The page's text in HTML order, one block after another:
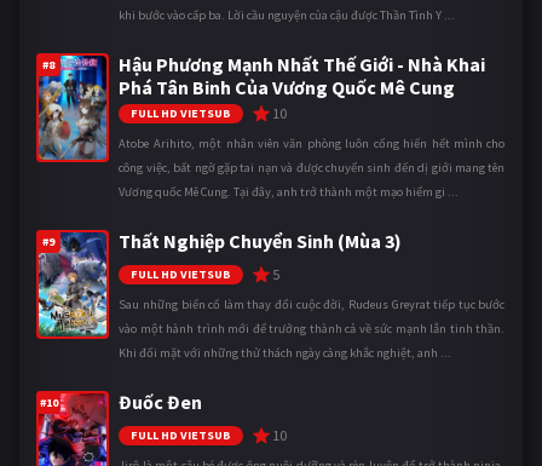
khi bước vào cấp ba. Lời cầu nguyện của cậu được Thần Tình Y ...
#8
Hậu Phương Mạnh Nhất Thế Giới - Nhà Khai
Phá Tân Binh Của Vương Quốc Mê Cung
FULL HD VIETSUB 10
Atobe Arihito, một nhân viên văn phòng luôn cống hiến hết mình cho
công việc, bất ngờ gặp tai nạn và được chuyển sinh đến dị giới mang tên
Vương quốc Mê Cung. Tại đây, anh trở thành một mạo hiểm gi ...
#9 Thất Nghiệp Chuyển Sinh (Mùa 3)
FULL HD VIETSUB 5
Sau những biến cố làm thay đổi cuộc đời, Rudeus Greyrat tiếp tục bước
vào một hành trình mới để trưởng thành cả về sức mạnh lẫn tinh thần.
Khi đối mặt với những thử thách ngày càng khắc nghiệt, anh ...
#10 Đuốc Đen
FULL HD VIETSUB 10